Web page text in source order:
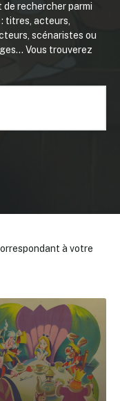
de rechercher parmi
titres, acteurs,
scénaristes ou
Vous trouverez
à votre